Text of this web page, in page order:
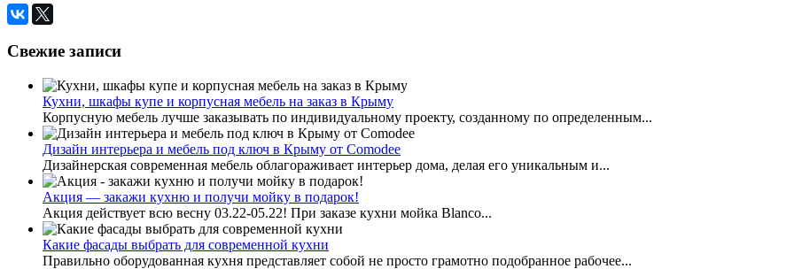
Свежие записи
Кухни, шкафы купе и корпусная мебель на заказ в Крыму
Корпусную мебель лучше заказывать по индивидуальному проекту, созданному по определенным...
Дизайн интерьера и мебель под ключ в Крыму от Comodee
Дизайнерская современная мебель облагораживает интерьер дома, делая его уникальным и...
Акция — закажи кухню и получи мойку в подарок!
Акция действует всю весну 03.22-05.22! При заказе кухни мойка Blanco...
Какие фасады выбрать для современной кухни
Правильно оборудованная кухня представляет собой не просто грамотно подобранное рабочее...